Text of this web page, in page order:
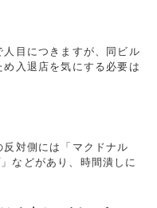
目につきますが、同ビル
入退店を気にする必要は
対側には「マクドナル
などがあり、時間潰しに